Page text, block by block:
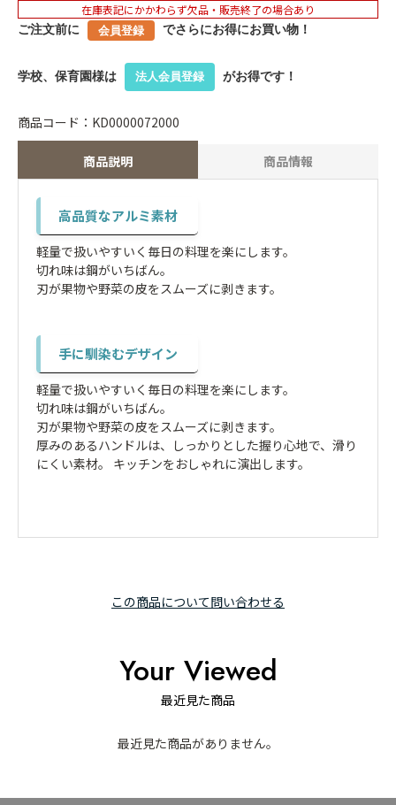
在庫表記にかかわらず欠品・販売終了の場合あり
ご注文前に 会員登録 でさらにお得にお買い物！
学校、保育園様は 法人会員登録 がお得です！
商品説明 商品情報
高品質なアルミ素材
軽量で扱いやすいく毎日の料理を楽にします。
切れ味は鋼がいちばん。
刃が果物や野菜の皮をスムーズに剥きます。
手に馴染むデザイン
軽量で扱いやすいく毎日の料理を楽にします。
切れ味は鋼がいちばん。
刃が果物や野菜の皮をスムーズに剥きます。
厚みのあるハンドルは、しっかりとした握り心地で、滑り
にくい素材。 キッチンをおしゃれに演出します。
この商品について問い合わせる
商品コード：KD0000072000
Your Viewed
最近見た商品
最近見た商品がありません。